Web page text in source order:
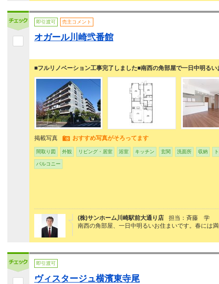
即引渡可 売主コメント
オガール川崎弐番館
■フルリノベーション工事完了しました■南西の角部屋で一日中明るい
掲載写真 おすすめ写真がそろってます
間取り図 外観 リビング・居室 浴室 キッチン 玄関 洗面所 収納
バルコニー
(株)サンホーム川崎駅前大通り店
担当：斉藤 学
南西の角部屋、一日中明るいお住まいです。春には
即引渡可
ヴィスタージュ横濱東寺尾